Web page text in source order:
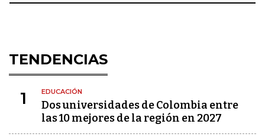
TENDENCIAS
1 EDUCACIÓN
Dos universidades de Colombia entre
las 10 mejores de la región en 2027